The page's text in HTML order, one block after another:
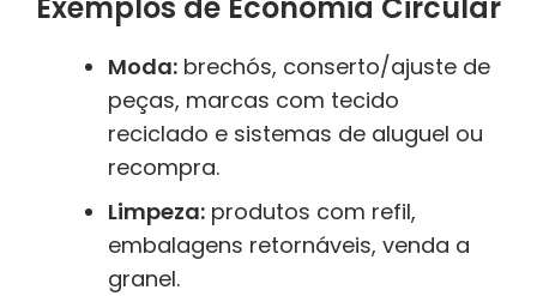
Exemplos de Economia Circular
Moda: brechós, conserto/ajuste de
peças, marcas com tecido
reciclado e sistemas de aluguel ou
recompra.
Limpeza: produtos com refil,
embalagens retornáveis, venda a
granel.